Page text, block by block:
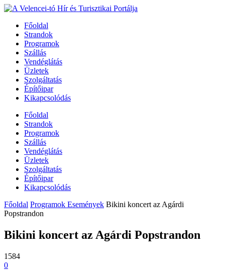
Főoldal
Strandok
Programok
Szállás
Vendéglátás
Üzletek
Szolgáltatás
Építőipar
Kikapcsolódás
Főoldal
Strandok
Programok
Szállás
Vendéglátás
Üzletek
Szolgáltatás
Építőipar
Kikapcsolódás
Főoldal Programok Események Bikini koncert az Agárdi
Popstrandon
Bikini koncert az Agárdi Popstrandon
1584
0